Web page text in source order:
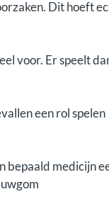
Dit hoeft
voor. Er speelt
een rol spelen
bepaald medicijn